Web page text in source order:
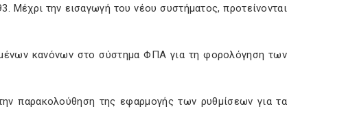
Μέχρι την εισαγωγή του νέου συστήματος, προτείνονται
κανόνων στο σύστημα ΦΠΑ για τη φορολόγηση των
παρακολούθηση της εφαρμογής των ρυθμίσεων για τα